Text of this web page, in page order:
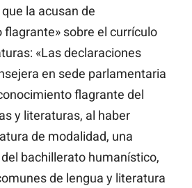
la acusan de
flagrante» sobre el currículo
«Las declaraciones
en sede parlamentaria
flagrante del
y literaturas, al haber
de modalidad, una
bachillerato humanístico,
de lengua y literatura